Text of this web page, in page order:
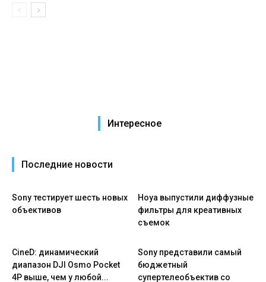
Интересное
Последние новости
Sony тестирует шесть новых
объективов
Hoya выпустили диффузные
фильтры для креативных
съемок
CineD: динамический
диапазон DJI Osmo Pocket
4P выше, чем у любой...
Sony представили самый
бюджетный
супертелеобъектив со